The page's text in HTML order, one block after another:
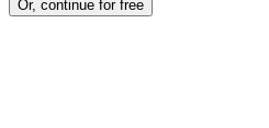
Or, continue for free